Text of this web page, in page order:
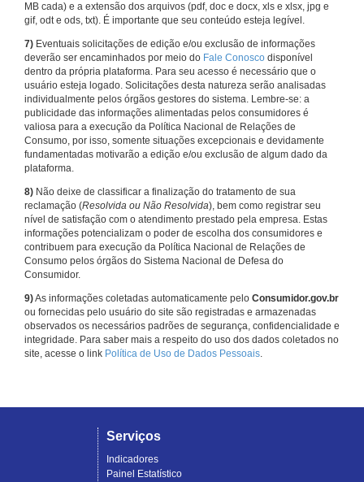
MB cada) e a extensão dos arquivos (pdf, doc e docx, xls e xlsx, jpg e
gif, odt e ods, txt). É importante que seu conteúdo esteja legível.
7) Eventuais solicitações de edição e/ou exclusão de informações
deverão ser encaminhados por meio do Fale Conosco disponível
dentro da própria plataforma. Para seu acesso é necessário que o
usuário esteja logado. Solicitações desta natureza serão analisadas
individualmente pelos órgãos gestores do sistema. Lembre-se: a
publicidade das informações alimentadas pelos consumidores é
valiosa para a execução da Política Nacional de Relações de
Consumo, por isso, somente situações excepcionais e devidamente
fundamentadas motivarão a edição e/ou exclusão de algum dado da
plataforma.
8) Não deixe de classificar a finalização do tratamento de sua
reclamação (Resolvida ou Não Resolvida), bem como registrar seu
nível de satisfação com o atendimento prestado pela empresa. Estas
informações potencializam o poder de escolha dos consumidores e
contribuem para execução da Política Nacional de Relações de
Consumo pelos órgãos do Sistema Nacional de Defesa do
Consumidor.
9)As informações coletadas automaticamente pelo Consumidor.gov.br
ou fornecidas pelo usuário do site são registradas e armazenadas
observados os necessários padrões de segurança, confidencialidade e
integridade. Para saber mais a respeito do uso dos dados coletados no
site, acesse o link Política de Uso de Dados Pessoais.
Serviços
Indicadores
Painel Estatístico